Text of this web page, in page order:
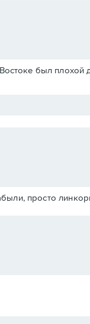
был плохой
просто